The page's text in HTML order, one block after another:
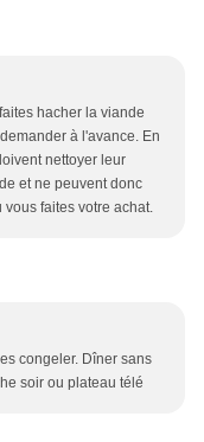
hacher la viande
à l'avance. En
nettoyer leur
et ne peuvent donc
faites votre achat.
congeler. Dîner sans
soir ou plateau télé